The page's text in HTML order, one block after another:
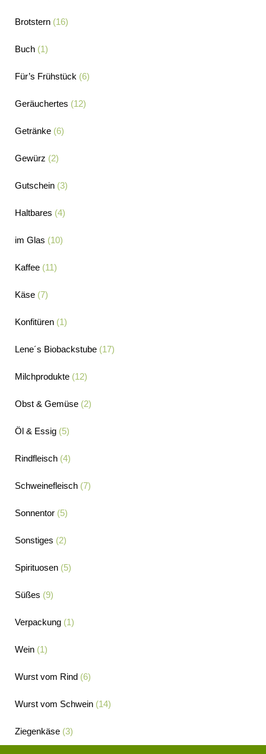
Brotstern (16)
Buch (1)
Für’s Frühstück (6)
Geräuchertes (12)
Getränke (6)
Gewürz (2)
Gutschein (3)
Haltbares (4)
im Glas (10)
Kaffee (11)
Käse (7)
Konfitüren (1)
Lene´s Biobackstube (17)
Milchprodukte (12)
Obst & Gemüse (2)
Öl & Essig (5)
Rindfleisch (4)
Schweinefleisch (7)
Sonnentor (5)
Sonstiges (2)
Spirituosen (5)
Süßes (9)
Verpackung (1)
Wein (1)
Wurst vom Rind (6)
Wurst vom Schwein (14)
Ziegenkäse (3)